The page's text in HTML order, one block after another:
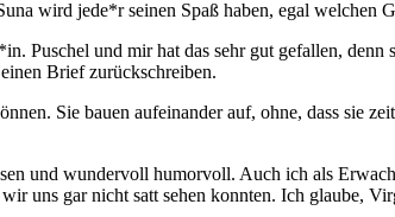
wird jede*r seinen Spaß haben, egal welchen
Puschel und mir hat das sehr gut gefallen,
Brief zurückschreiben.
Sie bauen aufeinander auf, ohne, dass sie
und wundervoll humorvoll. Auch ich als
uns gar nicht satt sehen konnten. Ich glaube,